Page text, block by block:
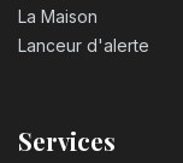
La Maison
Lanceur d'alerte
Services